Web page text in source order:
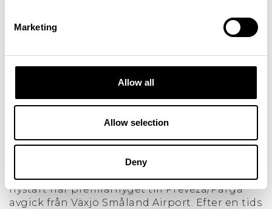
Marketing
Allow all
Allow selection
Deny
Premiär för Apollos direktflyg till Preveza från
Premiär Apollo till Preveza/Parga direkt från
Växjö Fotograf/Källa: Sara Roloff
Apollo gör en efterlängtad återkomst till Växjö
och knyter samtidigt Småland närmare
Medelhavet. Den 4 maj 2026 lyfte premiärflyget
från Växjö Småland Airport till Preveza, vilket
ger regionens resenärer smidig tillgång till
populära grekiska resmål.
Den 4 maj 2026 markerade en efterlängtad
nystart när premiärflyget till Preveza/Parga
avgick från Växjö Småland Airport. Efter en tids